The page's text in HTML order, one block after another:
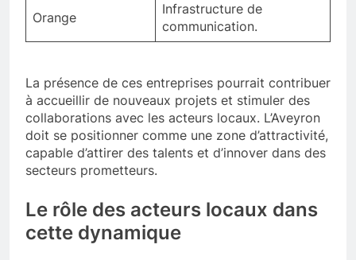
Orange
Infrastructure de
communication.
La présence de ces entreprises pourrait contribuer
à accueillir de nouveaux projets et stimuler des
collaborations avec les acteurs locaux. L’Aveyron
doit se positionner comme une zone d’attractivité,
capable d’attirer des talents et d’innover dans des
secteurs prometteurs.
Le rôle des acteurs locaux dans
cette dynamique